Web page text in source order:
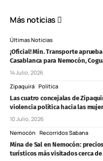
Más noticias
Últimas Noticias
¡Oficial! Min. Transporte
Casablanca para Nemocón,
14 Julio, 2026
Zipaquirá Política
Las cuatro concejalas de
violencia política hacia las
10 Julio, 2026
Nemocón Recorridos Sabana
Mina de Sal en Nemocón:
turísticos más visitados cerca